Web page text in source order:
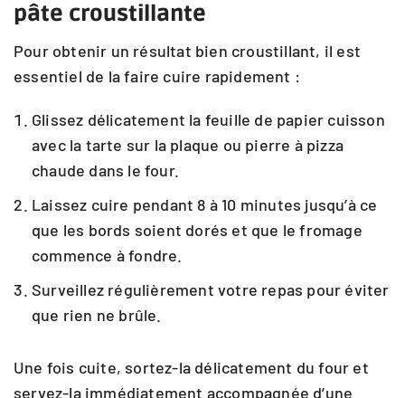
pâte croustillante
Pour obtenir un résultat bien croustillant, il est
essentiel de la faire cuire rapidement :
Glissez délicatement la feuille de papier cuisson
avec la tarte sur la plaque ou pierre à pizza
chaude dans le four.
Laissez cuire pendant 8 à 10 minutes jusqu’à ce
que les bords soient dorés et que le fromage
commence à fondre.
Surveillez régulièrement votre repas pour éviter
que rien ne brûle.
Une fois cuite, sortez-la délicatement du four et
servez-la immédiatement accompagnée d’une